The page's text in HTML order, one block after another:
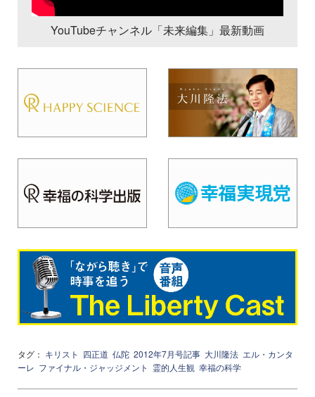
YouTubeチャンネル「未来編集」最新動画
タグ： キリスト 四正道 仏陀 2012年7月号記事 大川隆法 エル・カンタ
ーレ ファイナル・ジャッジメント 霊的人生観 幸福の科学